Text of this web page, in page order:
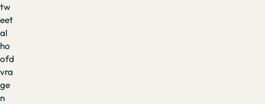
tw
eet
al
ho
ofd
vra
ge
n